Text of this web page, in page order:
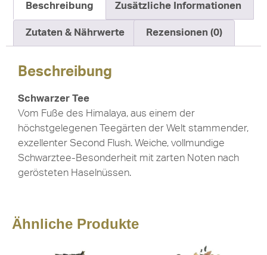
Beschreibung Zusätzliche Informationen
Zutaten & Nährwerte Rezensionen (0)
Beschreibung
Schwarzer Tee
Vom Fuße des Himalaya, aus einem der
höchstgelegenen Teegärten der Welt stammender,
exzellenter Second Flush. Weiche, vollmundige
Schwarztee-Besonderheit mit zarten Noten nach
gerösteten Haselnüssen.
Ähnliche Produkte